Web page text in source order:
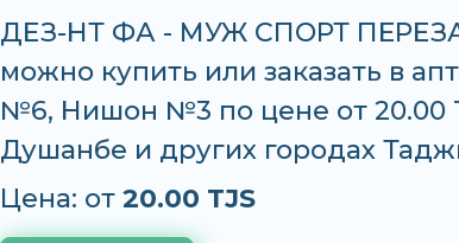
ДЕЗ-НТ ФА - МУЖ СПОРТ
можно купить или заказать в
№6, Нишон №3 по цене от 20.00
Душанбе и других городах
Цена: от 20.00 TJS